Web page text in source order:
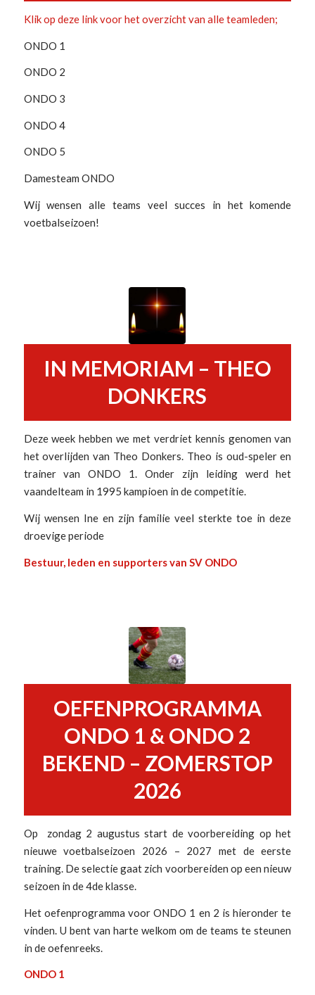
Klik op deze link voor het overzicht van alle teamleden;
ONDO 1
ONDO 2
ONDO 3
ONDO 4
ONDO 5
Damesteam ONDO
Wij wensen alle teams veel succes in het komende
voetbalseizoen!
IN MEMORIAM – THEO
DONKERS
Deze week hebben we met verdriet kennis genomen van
het overlijden van Theo Donkers. Theo is oud-speler en
trainer van ONDO 1. Onder zijn leiding werd het
vaandelteam in 1995 kampioen in de competitie.
Wij wensen Ine en zijn familie veel sterkte toe in deze
droevige periode
Bestuur, leden en supporters van SV ONDO
OEFENPROGRAMMA
ONDO 1 & ONDO 2
BEKEND – ZOMERSTOP
2026
Op zondag 2 augustus start de voorbereiding op het
nieuwe voetbalseizoen 2026 – 2027 met de eerste
training. De selectie gaat zich voorbereiden op een nieuw
seizoen in de 4de klasse.
Het oefenprogramma voor ONDO 1 en 2 is hieronder te
vinden. U bent van harte welkom om de teams te steunen
in de oefenreeks.
ONDO 1